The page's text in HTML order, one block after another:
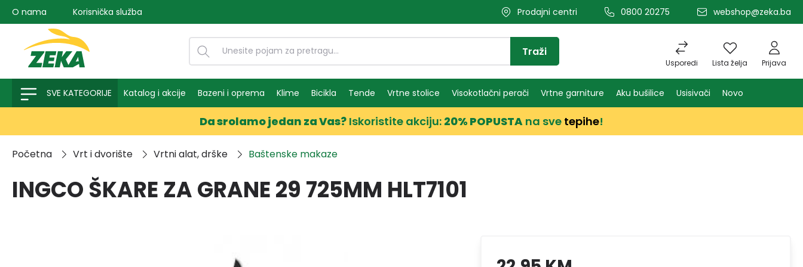
pretragu Preskoči na glavnu navigaciju
O nama Korisnička služba Prodajni centri 0800 20275 webshop@zeka.ba
Usporedi Lista želja Prijava
Traži
SVE KATEGORIJE Katalog i akcije Bazeni i oprema Klime Bicikla Tende Vrtne stolice Visokotlačni perači Vrtne garniture Aku bušilice Usisivači Novo
Da srolamo jedan za Vas? Iskoristite akciju: 20% POPUSTA na sve tepihe!
Početna Vrt i dvorište Vrtni alat, drške Baštenske makaze
INGCO ŠKARE ZA GRANE 29 725MM HLT7101